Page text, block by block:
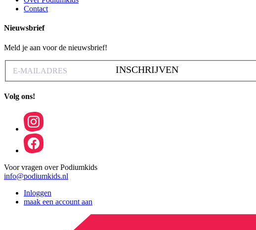
Contact
Nieuwsbrief
Meld je aan voor de nieuwsbrief!
INSCHRIJVEN
Volg ons!
Voor vragen over Podiumkids
info@podiumkids.nl
Inloggen
maak een account aan